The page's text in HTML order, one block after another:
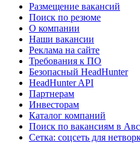
Размещение вакансий
Поиск по резюме
О компании
Наши вакансии
Реклама на сайте
Требования к ПО
Безопасный HeadHunter
HeadHunter API
Партнерам
Инвесторам
Каталог компаний
Поиск по вакансиям в
Сетка: соцсеть для